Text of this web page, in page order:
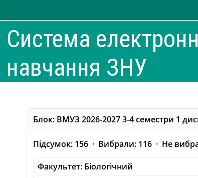
Система
навчання ЗНУ
Блок: ВМУЗ 2026-2027 3-4 семестри 1
Підсумок: 156 · Вибрали: 116 · Не
Факультет: Біологічний